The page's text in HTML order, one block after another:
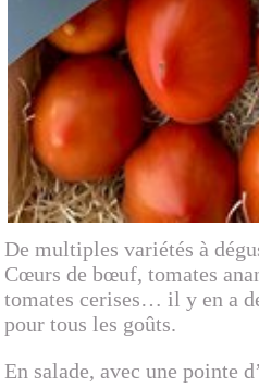
De multiples variétés à
Cœurs de bœuf, tomates
tomates cerises… il y en a
pour tous les goûts.
En salade, avec une pointe